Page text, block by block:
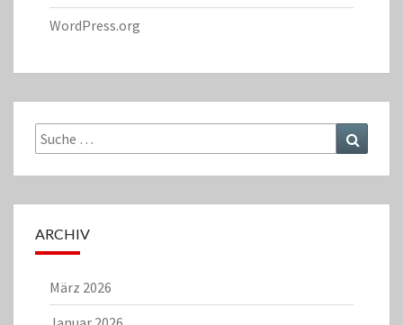
WordPress.org
Suche
nach:
ARCHIV
März 2026